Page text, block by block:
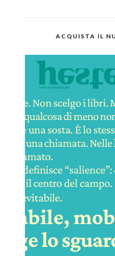
ACQUISTA IL